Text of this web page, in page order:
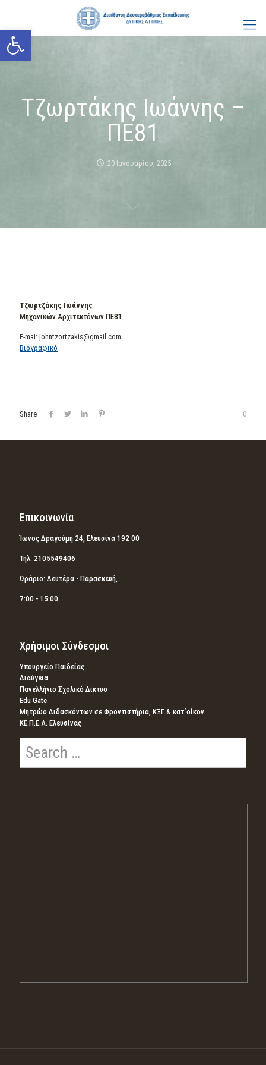
Ανοίξτε τη γραμμή εργαλείων
Τζωρτάκης Ιωάννης –
ΠΕ81
20 Ιανουαρίου, 2025
Τζωρτζάκης Ιωάννης
Μηχανικών Αρχιτεκτόνων ΠΕ81
E-mai: johntzortzakis@gmail.com
Βιογραφικό
Share 0
Επικοινωνία
Ίωνος Δραγούμη 24, Ελευσίνα 192 00
Τηλ: 2105549406
Ωράριο: Δευτέρα - Παρασκευή,
7:00 - 15:00
Χρήσιμοι Σύνδεσμοι
Υπουργείο Παιδείας
Διαύγεια
Πανελλήνιο Σχολικό Δίκτυο
Edu Gate
Μητρώο Διδασκόντων σε Φροντιστήρια, ΚΞΓ & κατ΄οίκον
ΚΕ.Π.Ε.Α. Ελευσίνας